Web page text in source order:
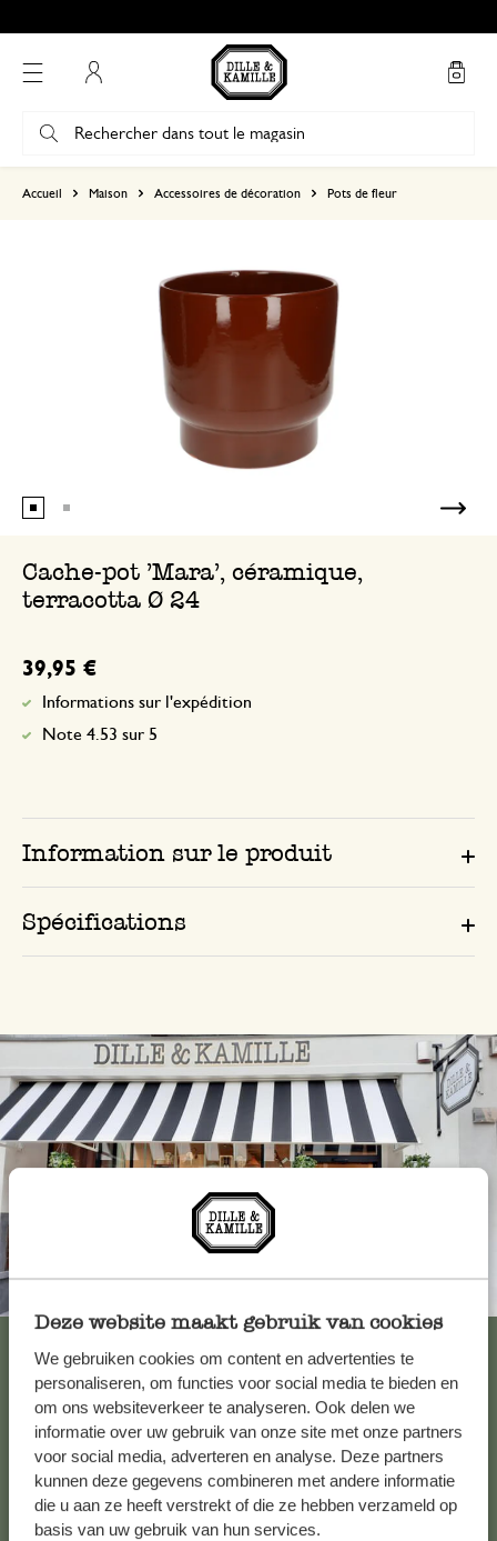
Deze website maakt gebruik van cookies
We gebruiken cookies om content en advertenties te
personaliseren, om functies voor social media te bieden en
om ons websiteverkeer te analyseren. Ook delen we
informatie over uw gebruik van onze site met onze partners
voor social media, adverteren en analyse. Deze partners
kunnen deze gegevens combineren met andere informatie
die u aan ze heeft verstrekt of die ze hebben verzameld op
basis van uw gebruik van hun services.
Accueil Maison Accessoires de décoration Pots de fleur
Cache-pot 'Mara', céramique,
terracotta Ø 24
39,95 €
Informations sur l'expédition
Note 4.53 sur 5
Information sur le produit
Spécifications
Service clientèle
Pour toute question ou demande de conseil ou d’aide,
veuillez contacter notre service clientèle. Ou retrouvez ici